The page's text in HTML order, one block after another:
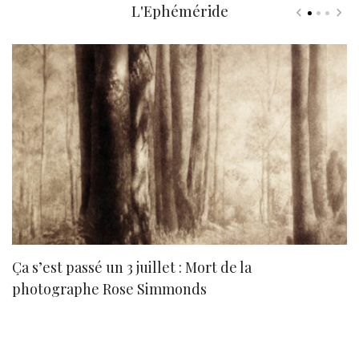
L'Ephéméride
Ça s’est passé un 3 juillet : Mort de la
photographe Rose Simmonds